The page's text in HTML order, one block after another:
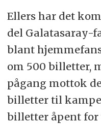
Ellers har det
del Galatasaray-
blant
om 500 billetter,
pågang mottok
billetter til
billetter åpent for